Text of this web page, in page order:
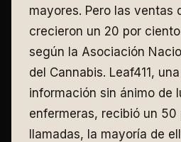
mayores. Pero las ventas
crecieron un 20 por
según la Asociación
del Cannabis. Leaf411,
información sin ánimo de
enfermeras, recibió un 50
llamadas, la mayoría de